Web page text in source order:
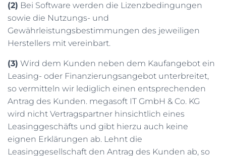
(2) Bei Software werden die Lizenzbedingungen
sowie die Nutzungs- und
Gewährleistungsbestimmungen des jeweiligen
Herstellers mit vereinbart.
(3) Wird dem Kunden neben dem Kaufangebot ein
Leasing- oder Finanzierungsangebot unterbreitet,
so vermitteln wir lediglich einen entsprechenden
Antrag des Kunden. megasoft IT GmbH & Co. KG
wird nicht Vertragspartner hinsichtlich eines
Leasinggeschäfts und gibt hierzu auch keine
eignen Erklärungen ab. Lehnt die
Leasinggesellschaft den Antrag des Kunden ab, so